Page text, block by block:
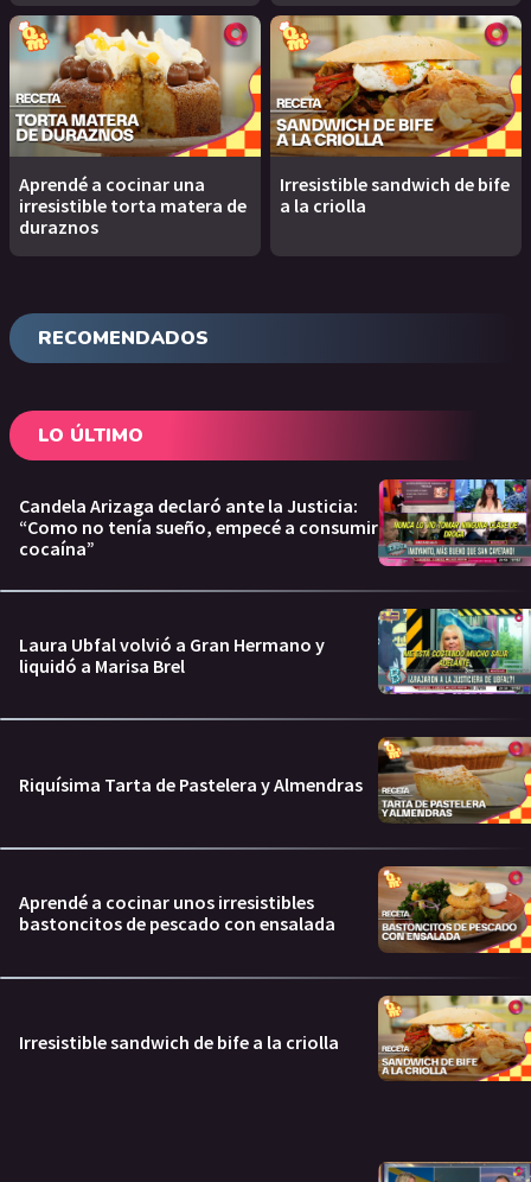
Aprendé a cocinar una
irresistible torta matera de
duraznos
Irresistible sandwich de bife
a la criolla
RECOMENDADOS
LO ÚLTIMO
Candela Arizaga declaró ante la Justicia:
“Como no tenía sueño, empecé a consumir
cocaína”
Laura Ubfal volvió a Gran Hermano y
liquidó a Marisa Brel
Riquísima Tarta de Pastelera y Almendras
Aprendé a cocinar unos irresistibles
bastoncitos de pescado con ensalada
Irresistible sandwich de bife a la criolla